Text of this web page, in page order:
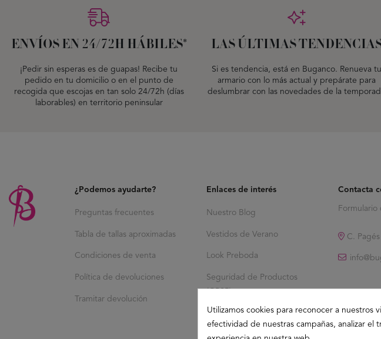
ENVÍOS EN 24/72H HÁBILES*
¡Pedir sin esperas es de guapas! Recibe tu
pedido en tu domicilio o en el punto de
recogida que escojas en tan solo 24/72h (días
laborables) en territorio peninsular
LAS ÚLTIMAS
Si es tendencia, está en Buganco. Renueva tu
armario con lo más actual y prepárate para
deslumbrar con las novedades de la
¿Podemos ayudarte?
Preguntas frecuentes
Tabla de tallas aproximadas
Condiciones de venta
Política de devoluciones
Tramitar devolución
Enlaces de interés
Nuestro Blog
Vestidos de Verano
Look Preboda
Seguridad de Productos
(GPSR)
Contacta
C.
Utilizamos cookies para reconocer a nuestros
efectividad de nuestras campañas, analizar